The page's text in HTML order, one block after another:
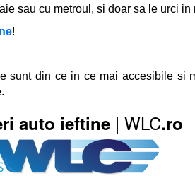
sau cu metroul, si doar sa le urci
!
sunt din ce in ce mai accesibile si
auto ieftine| WLC.ro